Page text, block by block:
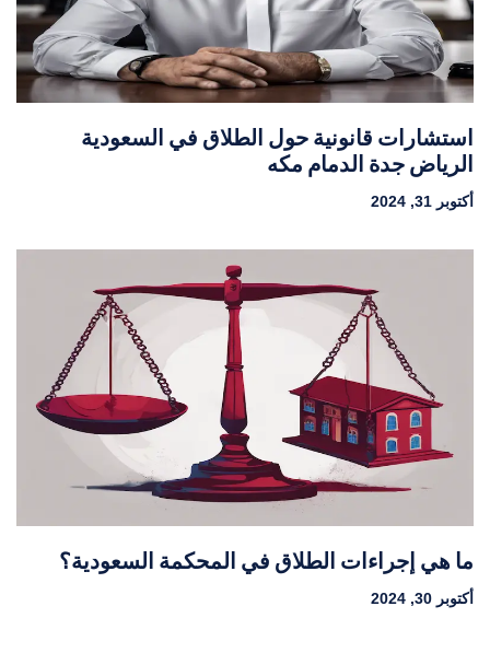
استشارات قانونية حول الطلاق في السعودية
الرياض جدة الدمام مكه
أكتوبر 31, 2024
ما هي إجراءات الطلاق في المحكمة السعودية؟
أكتوبر 30, 2024